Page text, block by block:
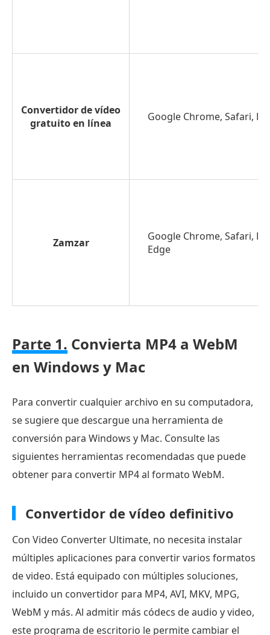
Convertidor de vídeo
gratuito en línea
Google Chrome, Safari,
Zamzar
Google Chrome, Safari,
Edge
Parte 1. Convierta MP4 a WebM
en Windows y Mac
Para convertir cualquier archivo en su computadora,
se sugiere que descargue una herramienta de
conversión para Windows y Mac. Consulte las
siguientes herramientas recomendadas que puede
obtener para convertir MP4 al formato WebM.
Convertidor de vídeo definitivo
Con Video Converter Ultimate, no necesita instalar
múltiples aplicaciones para convertir varios formatos
de video. Está equipado con múltiples soluciones,
incluido un convertidor para MP4, AVI, MKV, MPG,
WebM y más. Al admitir más códecs de audio y video,
este programa de escritorio le permite cambiar el